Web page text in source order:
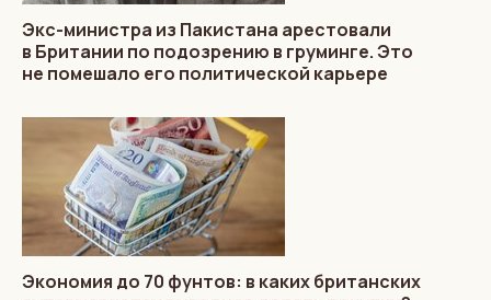
Экс-министра из Пакистана арестовали
в Британии по подозрению в груминге. Это
не помешало его политической карьере
Экономия до 70 фунтов: в каких британских